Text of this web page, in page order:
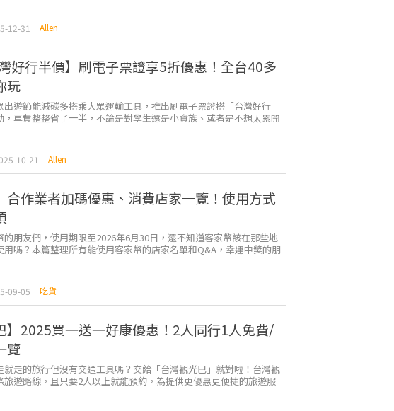
12-31 Allen
好行半價】刷電子票證享5折優惠！全台40多
玩
出遊節能減碳多搭乘大眾運輸工具，推出刷電子票證搭「台灣好行」
，車費整整省了一半，不論是對學生還是小資族、或者是不想太累開
10-21 Allen
合作業者加碼優惠、消費店家一覽！使用方式
的朋友們，使用期限至2026年6月30日，還不知道客家幣該在那些地
用嗎？本篇整理所有能使用客家幣的店家名單和Q&A，幸運中獎的朋
09-05 吃貨
】2025買一送一好康優惠！2人同行1人免費/
覽
就走的旅行但沒有交通工具嗎？交給「台灣觀光巴」就對啦！台灣觀
旅遊路線，且只要2人以上就能預約，為提供更優惠更便捷的旅遊服